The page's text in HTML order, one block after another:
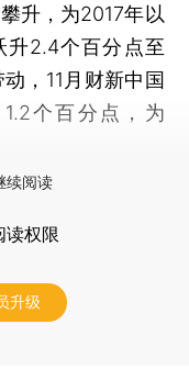
升，为2017年以
升2.4个百分点至
，11月财新中国
个百分点，为
续阅读
读权限
升级